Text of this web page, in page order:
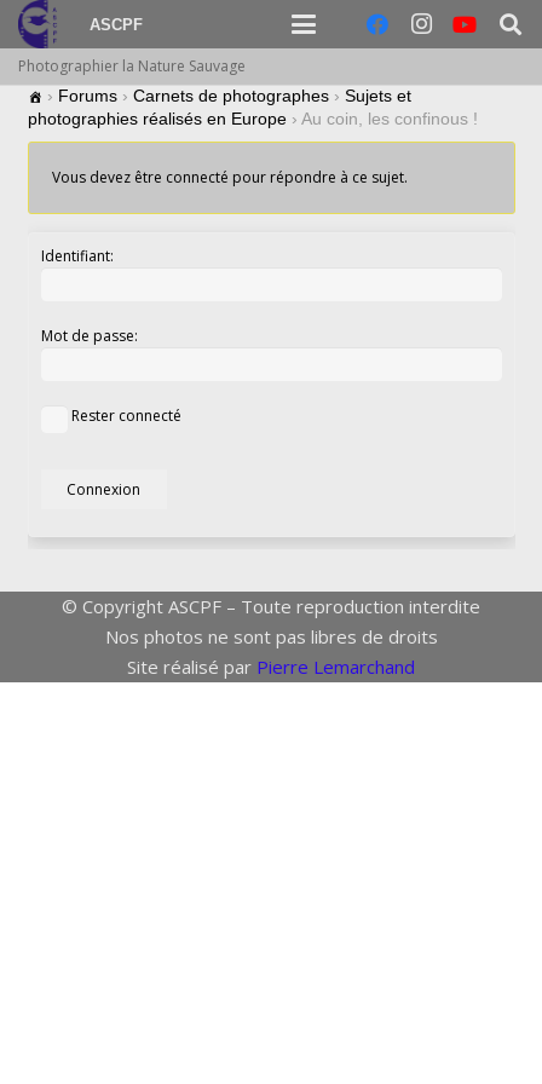
ASCPF
Photographier la Nature Sauvage
› Forums › Carnets de photographes › Sujets et
photographies réalisés en Europe › Au coin, les confinous !
Vous devez être connecté pour répondre à ce sujet.
Identifiant:
Mot de passe:
Rester connecté
Connexion
© Copyright ASCPF – Toute reproduction interdite
Nos photos ne sont pas libres de droits
Site réalisé par Pierre Lemarchand